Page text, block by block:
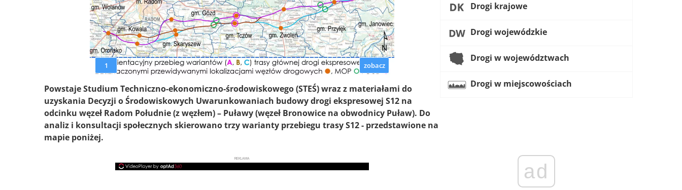
1 zobacz
Powstaje Studium Techniczno-ekonomiczno-środowiskowego (STEŚ) wraz z materiałami do
uzyskania Decyzji o Środowiskowych Uwarunkowaniach budowy drogi ekspresowej S12 na
odcinku węzeł Radom Południe (z węzłem) – Puławy (węzeł Bronowice na obwodnicy Puław). Do
analiz i konsultacji społecznych skierowano trzy warianty przebiegu trasy S12 - przedstawione na
mapie poniżej.
REKLAMA
Drogi krajowe
Drogi wojewódzkie
Drogi w województwach
Drogi w miejscowościach
ad